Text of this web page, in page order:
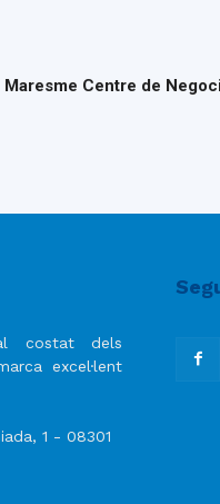
Maresme Centre de
costat dels
excel·lent
1 - 08301